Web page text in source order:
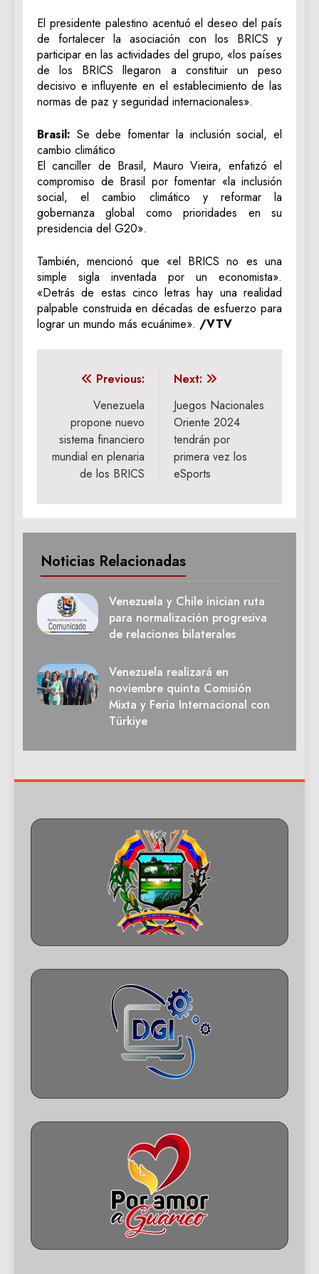
El presidente palestino acentuó el deseo del país
de fortalecer la asociación con los BRICS y
participar en las actividades del grupo, «los países
de los BRICS llegaron a constituir un peso
decisivo e influyente en el establecimiento de las
normas de paz y seguridad internacionales».
Brasil: Se debe fomentar la inclusión social, el
cambio climático
El canciller de Brasil, Mauro Vieira, enfatizó el
compromiso de Brasil por fomentar «la inclusión
social, el cambio climático y reformar la
gobernanza global como prioridades en su
presidencia del G20».
También, mencionó que «el BRICS no es una
simple sigla inventada por un economista».
«Detrás de estas cinco letras hay una realidad
palpable construida en décadas de esfuerzo para
lograr un mundo más ecuánime». /VTV
Navegación
entradas
Previous:
Venezuela
propone nuevo
sistema financiero
mundial en plenaria
de los BRICS
Next:
Juegos Nacionales
Oriente 2024
tendrán por
primera vez los
eSports
Noticias Relacionadas
Venezuela y Chile inician ruta
para normalización progresiva
de relaciones bilaterales
Venezuela realizará en
noviembre quinta Comisión
Mixta y Feria Internacional con
Türkiye